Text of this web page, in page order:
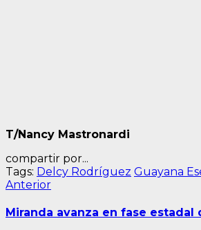
T/Nancy Mastronardi
compartir por...
Tags: Delcy Rodríguez Guayana
Navegación
de
AnteriorEntrada
Miranda avanza en fase